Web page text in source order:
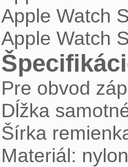
Apple Watch
Apple Watch
Pre obvod
Dĺžka
Šírka
Materiál: nylon